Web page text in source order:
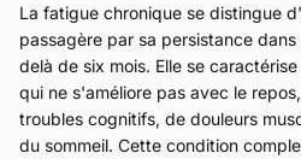
La fatigue chronique se distingue
passagère par sa persistance
delà de six mois. Elle se
qui ne s'améliore pas avec le
troubles cognitifs, de douleurs
du sommeil. Cette condition